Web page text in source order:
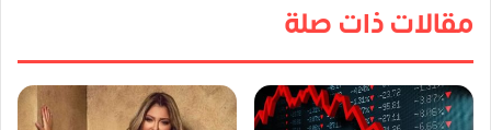
مقالات ذات صلة